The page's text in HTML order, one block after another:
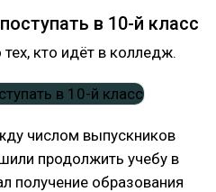
в 10-й класс
кто идёт в колледж.
числом выпускников
продолжить учебу в
получение образования